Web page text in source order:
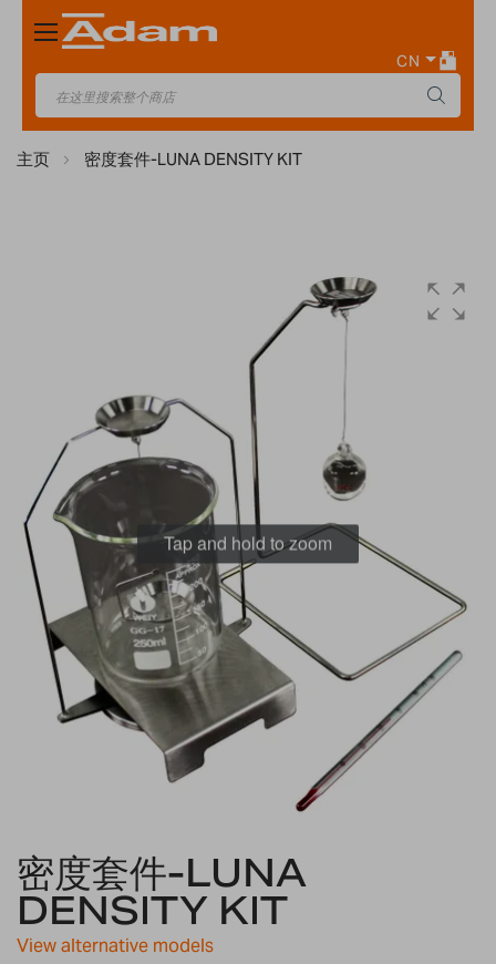
Toggle
Nav
CN
主页 密度套件-LUNA DENSITY KIT
gallery
Tap and hold to zoom
to
the
beginning
of
the
密度套件-LUNA
DENSITY KIT
View alternative models